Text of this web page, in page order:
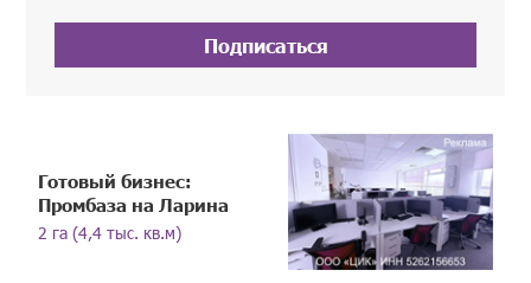
Подписаться
Готовый бизнес:
Промбаза на Ларина
2 га (4,4 тыс. кв.м)